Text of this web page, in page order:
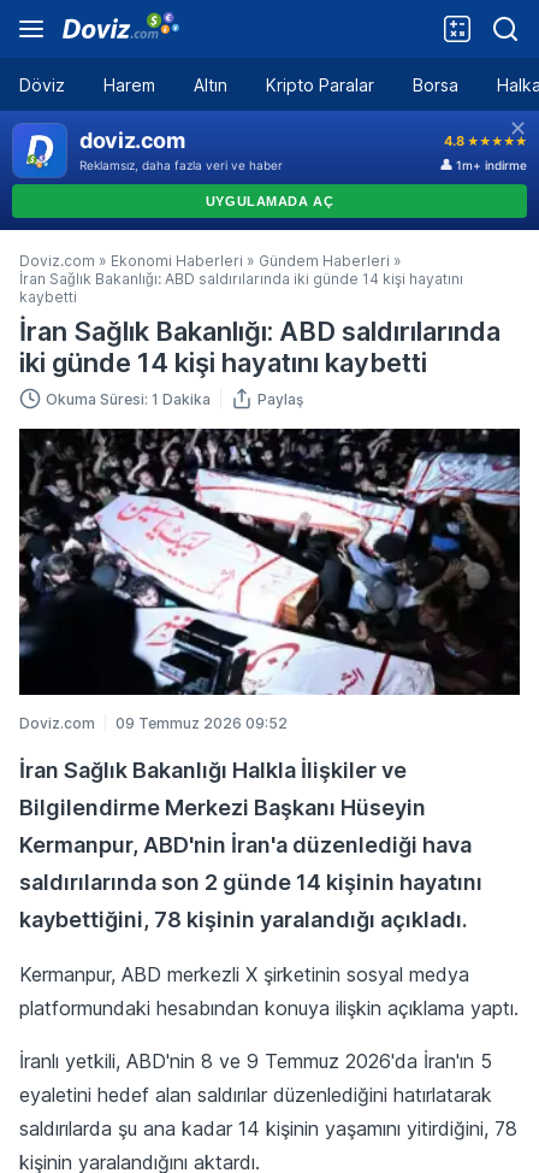
Döviz Harem Altın Kripto Paralar Borsa
Doviz.com » Ekonomi Haberleri » Gündem Haberleri »
İran Sağlık Bakanlığı: ABD saldırılarında iki günde 14 kişi hayatını
kaybetti
İran Sağlık Bakanlığı: ABD saldırılarında
iki günde 14 kişi hayatını kaybetti
Okuma Süresi: 1 Dakika Paylaş
Doviz.com 09 Temmuz 2026 09:52
İran Sağlık Bakanlığı Halkla İlişkiler ve
Bilgilendirme Merkezi Başkanı Hüseyin
Kermanpur, ABD'nin İran'a düzenlediği hava
saldırılarında son 2 günde 14 kişinin hayatını
kaybettiğini, 78 kişinin yaralandığı açıkladı.
Kermanpur, ABD merkezli X şirketinin sosyal medya
platformundaki hesabından konuya ilişkin açıklama yaptı.
İranlı yetkili, ABD'nin 8 ve 9 Temmuz 2026'da İran'ın 5
eyaletini hedef alan saldırılar düzenlediğini hatırlatarak
saldırılarda şu ana kadar 14 kişinin yaşamını yitirdiğini, 78
kişinin yaralandığını aktardı.